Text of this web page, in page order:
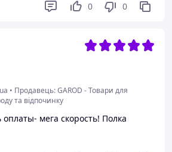
0 0
• Продавець: GAROD - Товари для
та відпочинку
мега скорость! Полка